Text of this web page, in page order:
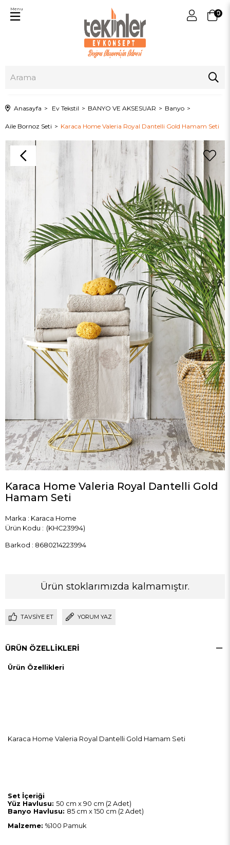
0
Menu
Anasayfa Ev Tekstil BANYO VE AKSESUAR Banyo
Aile Bornoz Seti Karaca Home Valeria Royal Dantelli Gold Hamam Seti
Karaca Home Valeria Royal Dantelli Gold
Hamam Seti
Marka : Karaca Home
(KHC23994)
Barkod : 8680214223994
Ürün stoklarımızda kalmamıştır.
TAVSIYE ET YORUM YAZ
ÜRÜN ÖZELLIKLERI
Ürün Özellikleri
Karaca Home Valeria Royal Dantelli Gold Hamam Seti
Set İçeriği
Yüz Havlusu: 50 cm x 90 cm (2 Adet)
Banyo Havlusu: 85 cm x 150 cm (2 Adet)
Malzeme: %100 Pamuk